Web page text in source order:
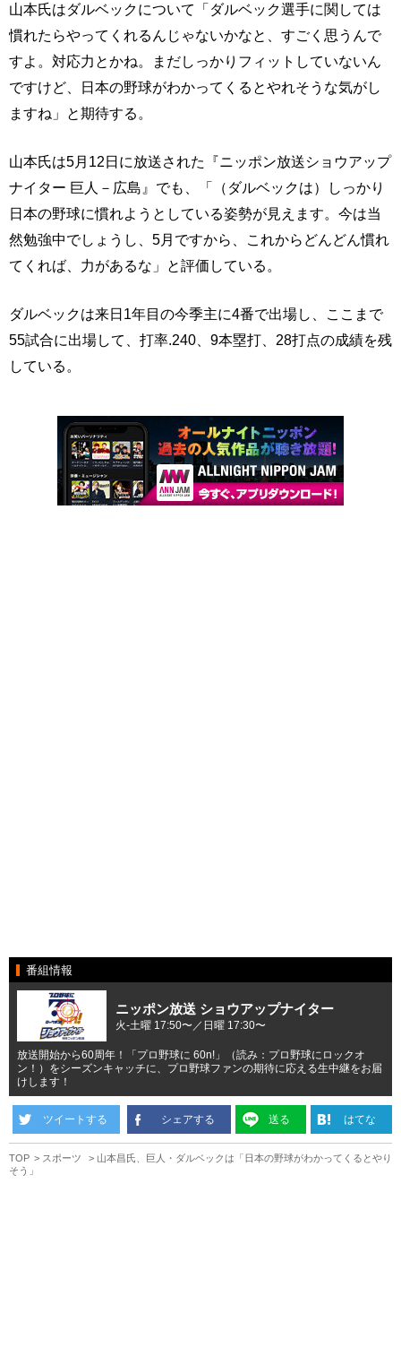
山本氏はダルベックについて「ダルベック選手に関しては
慣れたらやってくれるんじゃないかなと、すごく思うんで
すよ。対応力とかね。まだしっかりフィットしていないん
ですけど、日本の野球がわかってくるとやれそうな気がし
ますね」と期待する。
山本氏は5月12日に放送された『ニッポン放送ショウアップ
ナイター 巨人－広島』でも、「（ダルベックは）しっかり
日本の野球に慣れようとしている姿勢が見えます。今は当
然勉強中でしょうし、5月ですから、これからどんどん慣れ
てくれば、力があるな」と評価している。
ダルベックは来日1年目の今季主に4番で出場し、ここまで
55試合に出場して、打率.240、9本塁打、28打点の成績を残
している。
番組情報
ニッポン放送 ショウアップナイター
火-土曜 17:50〜／日曜 17:30〜
放送開始から60周年！「プロ野球に 60n!」（読み：プロ野球にロックオ
ン！）をシーズンキャッチに、プロ野球ファンの期待に応える生中継をお届
けします！
ツイートする シェアする 送る はてな
TOP スポーツ
山本昌氏、巨人・ダルベックは「日本の野球がわかってくるとやり
そう」